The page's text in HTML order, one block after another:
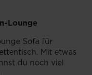
Lounge
Sofa für
Mit etwas
du noch viel